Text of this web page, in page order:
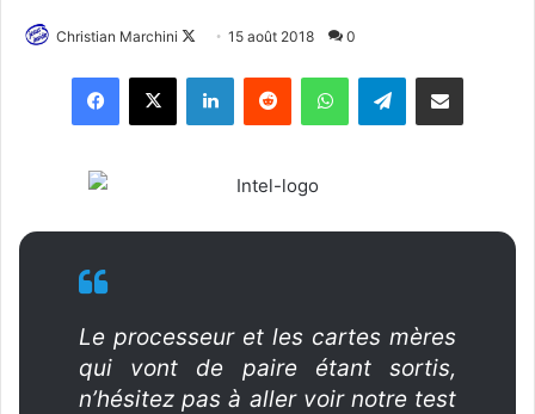
Christian Marchini
l
n
15 août 2018 0
Telegram
Le processeur et les cartes mères
qui vont de paire étant sortis,
n’hésitez pas à aller voir notre test